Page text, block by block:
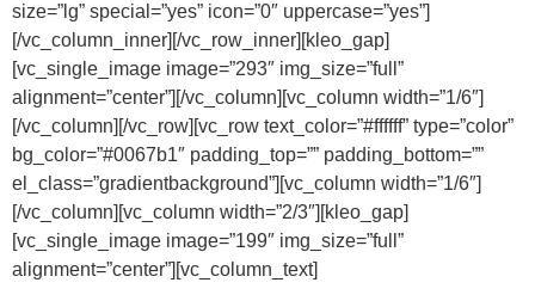
size=”lg” special=”yes” icon=”0″ uppercase=”yes”]
[/vc_column_inner][/vc_row_inner][kleo_gap]
[vc_single_image image=”293″ img_size=”full”
alignment=”center”][/vc_column][vc_column width=”1/6″]
[/vc_column][/vc_row][vc_row text_color=”#ffffff” type=”color”
bg_color=”#0067b1″ padding_top=”” padding_bottom=””
el_class=”gradientbackground”][vc_column width=”1/6″]
[/vc_column][vc_column width=”2/3″][kleo_gap]
[vc_single_image image=”199″ img_size=”full”
alignment=”center”][vc_column_text]